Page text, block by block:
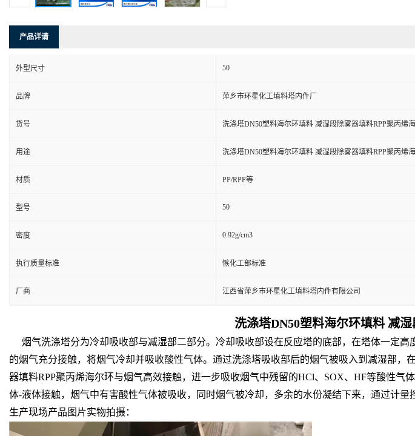
产品详请
外型尺寸 50
品牌 萍乡市环星化工填料塔内件厂
货号 洗涤塔DN50塑料海尔环填料 减湿段除雾器填料RPP聚丙烯
用途 洗涤塔DN50塑料海尔环填料 减湿段除雾器填料RPP聚丙烯
材质 PP/RPP等
型号 50
密度 0.92g/cm3
执行质量标准 愱化工部标准
厂商 江西省萍乡市环星化工填料塔内件有限公司
洗涤塔DN50塑料海尔环填料 减
烟气洗涤塔分为冷却吸收部与减湿部二部分。冷却吸收部设在反应塔的底部，在塔体一定
的烟气充分接触，将烟气冷却并吸收酸性气体。通过洗涤塔吸收部后的烟气被吸入到减湿部
器填料RPP聚丙烯海尔环与烟气高效接触，进一步吸收烟气中残留的HCl、SOX、HF等酸性
体-液体接触，烟气中有害酸性气体被吸收，同时烟气被冷却，多余的水份凝结下来，通过计量
生产现场产品图片实物拍摄：